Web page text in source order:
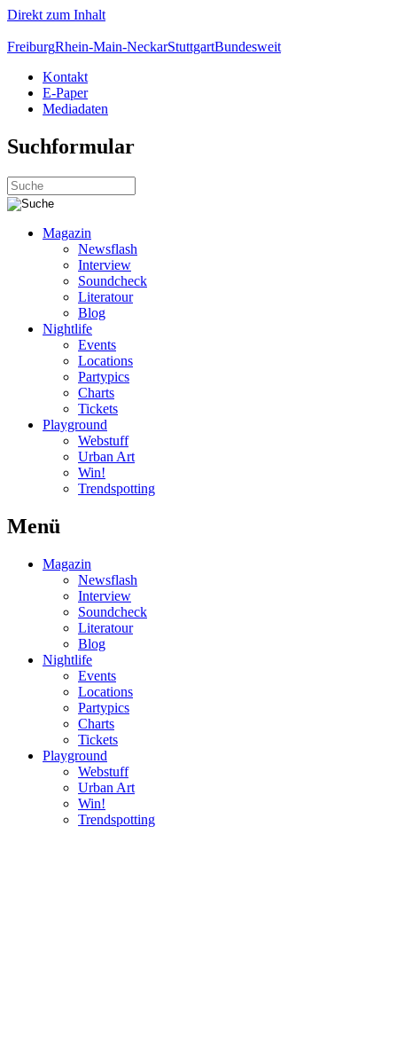
Direkt zum Inhalt
FreiburgRhein-Main-NeckarStuttgartBundesweit
Kontakt
E-Paper
Mediadaten
Suchformular
Magazin
Newsflash
Interview
Soundcheck
Literatour
Blog
Nightlife
Events
Locations
Partypics
Charts
Tickets
Playground
Webstuff
Urban Art
Win!
Trendspotting
Menü
Magazin
Newsflash
Interview
Soundcheck
Literatour
Blog
Nightlife
Events
Locations
Partypics
Charts
Tickets
Playground
Webstuff
Urban Art
Win!
Trendspotting